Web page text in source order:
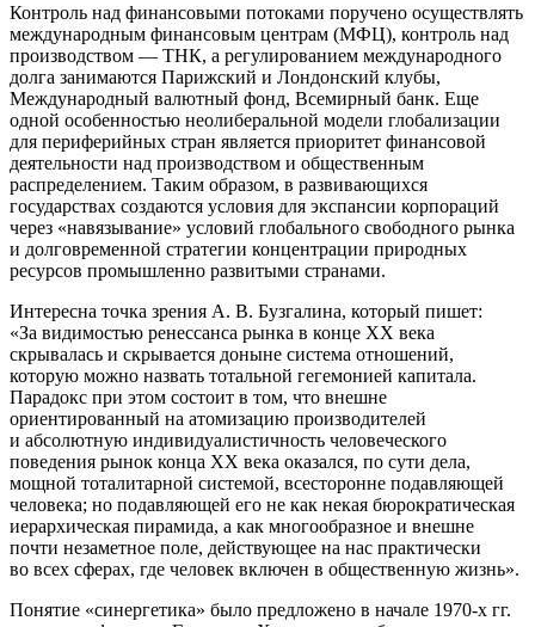
Контроль над финансовыми потоками поручено осуществлять
международным финансовым центрам (МФЦ), контроль над
производством — ТНК, а регулированием международного
долга занимаются Парижский и Лондонский клубы,
Международный валютный фонд, Всемирный банк. Еще
одной особенностью неолиберальной модели глобализации
для периферийных стран является приоритет финансовой
деятельности над производством и общественным
распределением. Таким образом, в развивающихся
государствах создаются условия для экспансии корпораций
через «навязывание» условий глобального свободного рынка
и долговременной стратегии концентрации природных
ресурсов промышленно развитыми странами.
Интересна точка зрения А. В. Бузгалина, который пишет:
«За видимостью ренессанса рынка в конце ХХ века
скрывалась и скрывается доныне система отношений,
которую можно назвать тотальной гегемонией капитала.
Парадокс при этом состоит в том, что внешне
ориентированный на атомизацию производителей
и абсолютную индивидуалистичность человеческого
поведения рынок конца ХХ века оказался, по сути дела,
мощной тоталитарной системой, всесторонне подавляющей
человека; но подавляющей его не как некая бюрократическая
иерархическая пирамида, а как многообразное и внешне
почти незаметное поле, действующее на нас практически
во всех сферах, где человек включен в общественную жизнь».
Понятие «синергетика» было предложено в начале 1970‐х гг.